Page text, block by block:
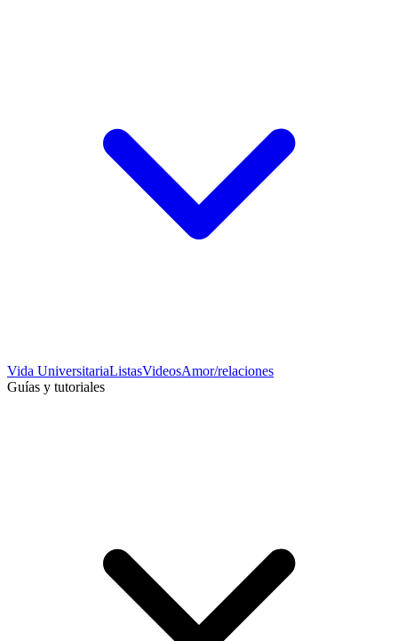
Vida UniversitariaListasVideosAmor/relaciones
Guías y tutoriales